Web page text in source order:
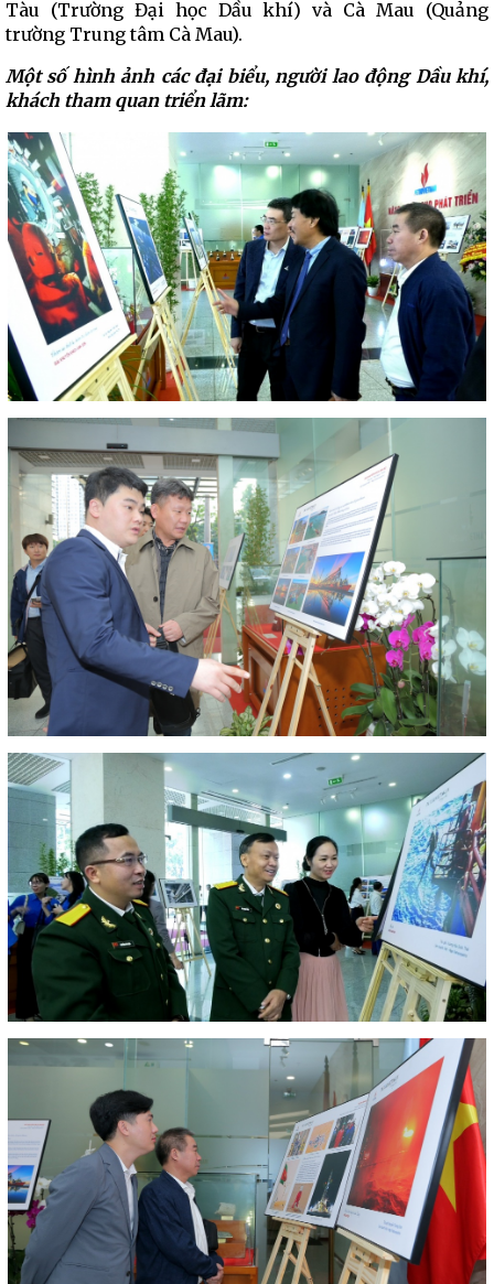
Tàu (Trường Đại học Dầu khí) và Cà Mau (Quảng
trường Trung tâm Cà Mau).
Một số hình ảnh các đại biểu, người lao động Dầu khí,
khách tham quan triển lãm: